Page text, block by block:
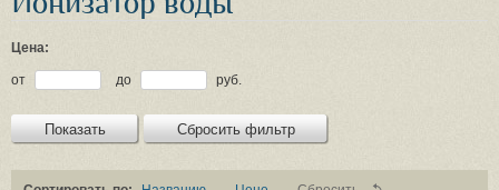
Цена:
от до руб.
Показать Сбросить фильтр